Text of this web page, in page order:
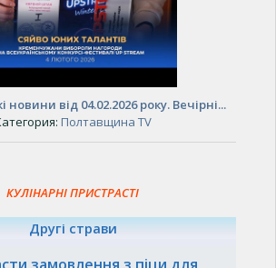
новини від 04.02.2026 року. Вечірні...
Полтавщина TV
КУЛІНАРНІ ПРИСТРАСТІ
Другі страви